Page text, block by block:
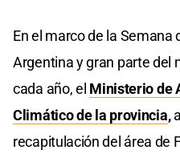
En el marco de la
Argentina y gran parte del
cada año, el Ministerio de
Climático de la provincia,
recapitulación del área de